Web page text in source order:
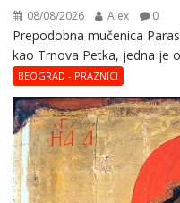
08/08/2026 Alex 0
Prepodobna mučenica
kao Trnova Petka, jedna je
BEOGRAD - PRAZNICI